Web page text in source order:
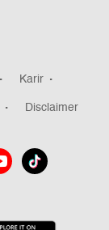
Karir
Disclaimer